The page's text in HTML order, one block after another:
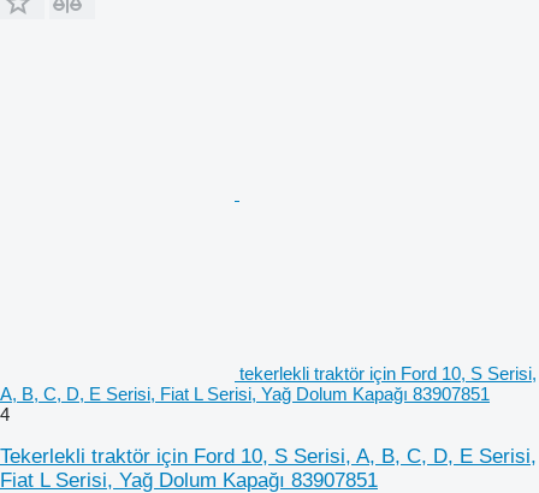
tekerlekli traktör için Ford 10, S Serisi,
A, B, C, D, E Serisi, Fiat L Serisi, Yağ Dolum Kapağı 83907851
4
Tekerlekli traktör için Ford 10, S Serisi, A, B, C, D, E Serisi,
Fiat L Serisi, Yağ Dolum Kapağı 83907851